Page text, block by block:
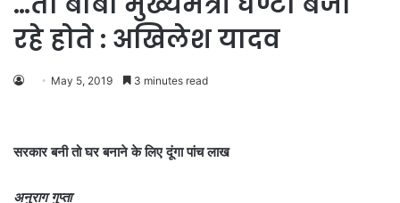
रहे होते : अखिलेश यादव
May 5, 2019 3 minutes read
सरकार बनी तो घर बनाने के लिए दूंगा पांच लाख
अनुराग गुप्ता